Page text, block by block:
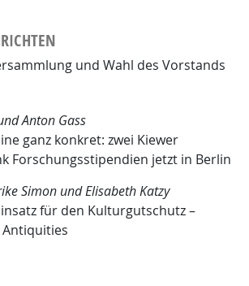
und Wahl des Vorstands
Anton Gass
ganz konkret: zwei Kiewer
Forschungsstipendien jetzt in Berlin
Simon und ElisabethKatzy
für den Kulturgutschutz –
Antiquities